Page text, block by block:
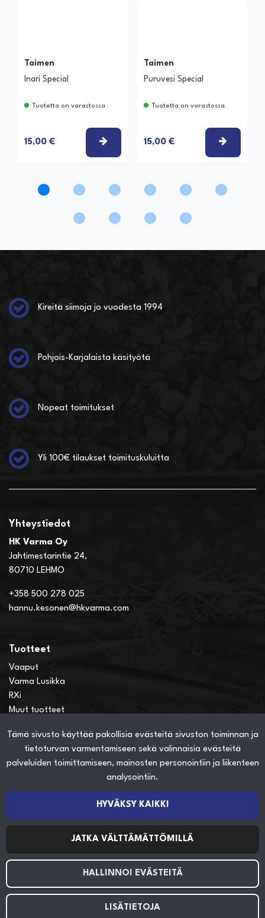
Tämä sivusto käyttää pakollisia evästeitä sivuston toiminnan ja
tietoturvan varmentamiseen sekä valinnaisia evästeitä
palveluiden toimittamiseen, mainosten personointiin ja liikenteen
analysointiin.
HYVÄKSY KAIKKI
JATKA VÄLTTÄMÄTTÖMILLÄ
HALLINNOI EVÄSTEITÄ
LISÄTIETOJA
Taimen
Inari Special
Tuotetta on varastossa
15,00 € VALITSE VAIHTOEHTO
Taimen
Puruvesi Special
Tuotetta on varastossa
15,00 €
Kireitä siimoja jo vuodesta 1994
Pohjois-Karjalaista käsityötä
Nopeat toimitukset
Yli 100€ tilaukset toimituskuluitta
Yhteystiedot
HK Varma Oy
Jahtimestarintie 24,
80710 LEHMO
+358 500 278 025
hannu.kesonen@hkvarma.com
Tuotteet
Vaaput
Varma Lusikka
RXi
Muut tuotteet
Verkkokauppainfo
Näin teet ostoksia verkkokaupassa
Tietosuojaseloste
Seuraa sosiaalisessa mediassa